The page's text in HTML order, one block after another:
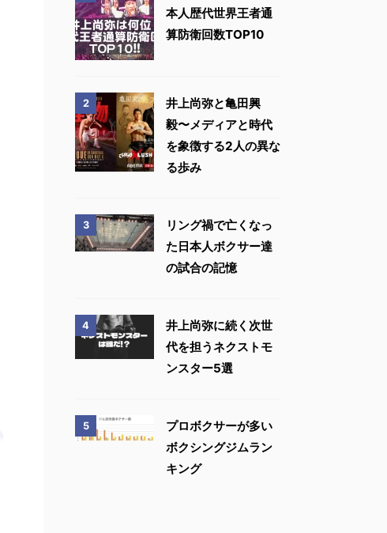
本人歴代世界王者通
算防衛回数TOP10
2
井上尚弥と亀田興
毅〜メディアと時代
を象徴する2人の異な
る歩み
3
リング禍で亡くなっ
た日本人ボクサー達
の試合の記憶
4
井上尚弥に続く次世
代を担うネクストモ
ンスター5選
5
プロボクサーが多い
ボクシングジムラン
キング